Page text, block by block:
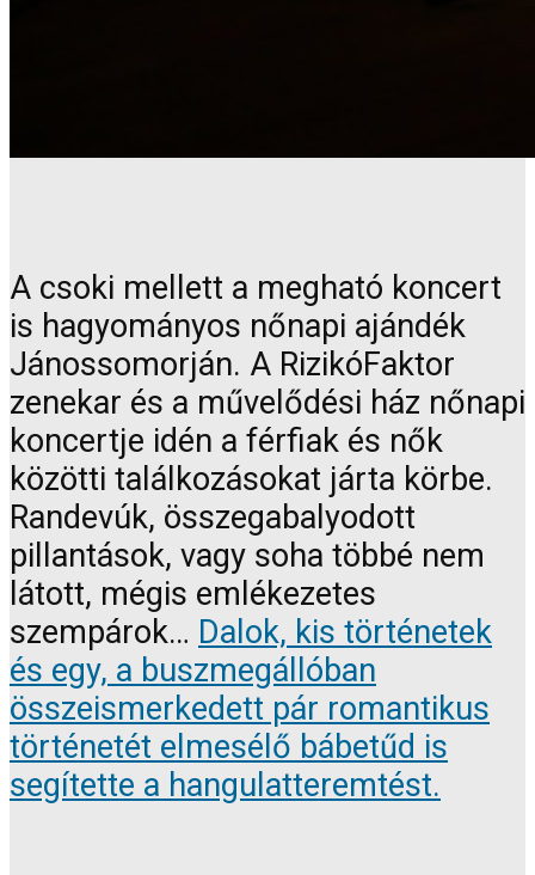
A csoki mellett a megható koncert
is hagyományos nőnapi ajándék
Jánossomorján. A RizikóFaktor
zenekar és a művelődési ház nőnapi
koncertje idén a férfiak és nők
közötti találkozásokat járta körbe.
Randevúk, összegabalyodott
pillantások, vagy soha többé nem
látott, mégis emlékezetes
szempárok… Dalok, kis történetek
és egy, a buszmegállóban
összeismerkedett pár romantikus
történetét elmesélő bábetűd is
segítette a hangulatteremtést.